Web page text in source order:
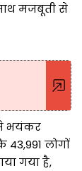
मजबूती से
भयंकर
लोगों
गया है,